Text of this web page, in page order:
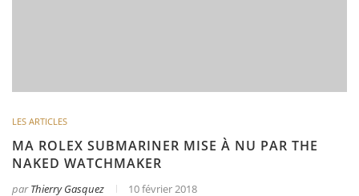
LES ARTICLES
MA ROLEX SUBMARINER MISE À NU PAR THE
NAKED WATCHMAKER
parThierry Gasquez 10 février 2018